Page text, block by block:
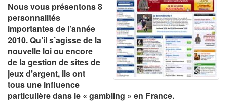
Nous vous présentons 8
personnalités
importantes de l’année
2010. Qu’il s’agisse de la
nouvelle loi ou encore
de la gestion de sites de
jeux d’argent, ils ont
tous une influence
particulière dans le « gambling » en France.